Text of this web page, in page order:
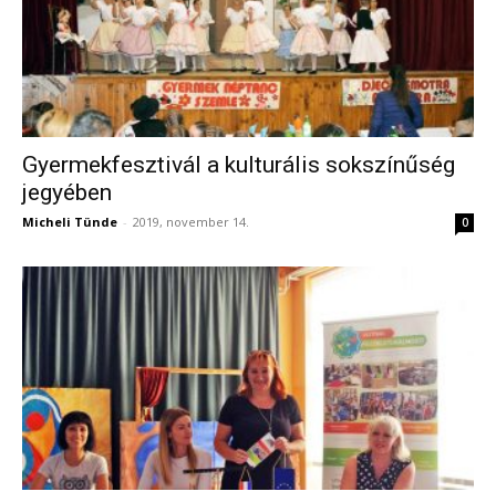
Gyermekfesztivál a kulturális sokszínűség
jegyében
Micheli Tünde - 2019, november 14. 0